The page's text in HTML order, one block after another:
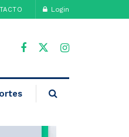
Login